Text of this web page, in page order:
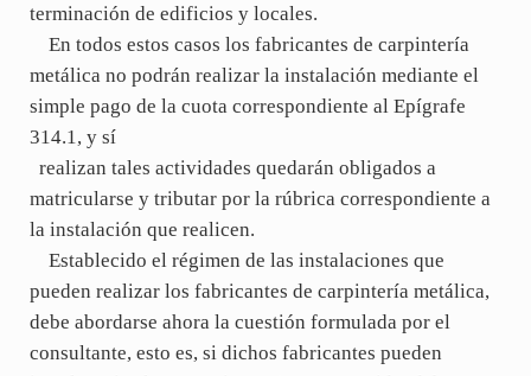
terminación de edificios y locales.
En todos estos casos los fabricantes de carpintería
metálica no podrán realizar la instalación mediante el
simple pago de la cuota correspondiente al Epígrafe
314.1, y sí
realizan tales actividades quedarán obligados a
matricularse y tributar por la rúbrica correspondiente a
la instalación que realicen.
Establecido el régimen de las instalaciones que
pueden realizar los fabricantes de carpintería metálica,
debe abordarse ahora la cuestión formulada por el
consultante, esto es, si dichos fabricantes pueden